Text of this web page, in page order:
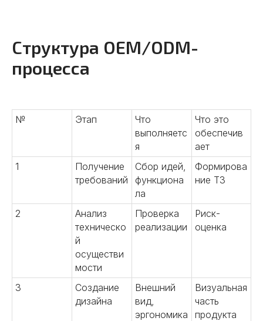
Структура OEM/ODM-
процесса
№ Этап
Что
выполняетс
я
Что это
обеспечив
ает
1
Получение
требований
Сбор идей,
функциона
ла
Формирова
ние ТЗ
2
Анализ
техническо
й
осуществи
мости
Проверка
реализации
Риск-
оценка
3
Создание
дизайна
Внешний
вид,
эргономика
Визуальная
часть
продукта